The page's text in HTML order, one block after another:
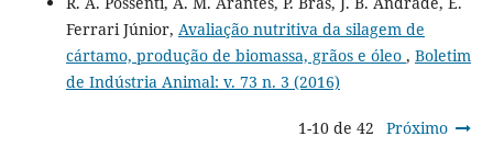
Ferrari Júnior, Avaliação nutritiva da silagem de
cártamo, produção de biomassa, grãos e óleo , Boletim
de Indústria Animal: v. 73 n. 3 (2016)
1-10 de 42 Próximo